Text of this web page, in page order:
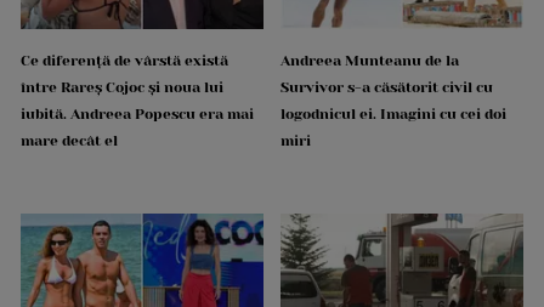
Ce diferență de vârstă există
între Rareș Cojoc și noua lui
iubită. Andreea Popescu era mai
mare decât el
Andreea Munteanu de la
Survivor s-a căsătorit civil cu
logodnicul ei. Imagini cu cei doi
miri